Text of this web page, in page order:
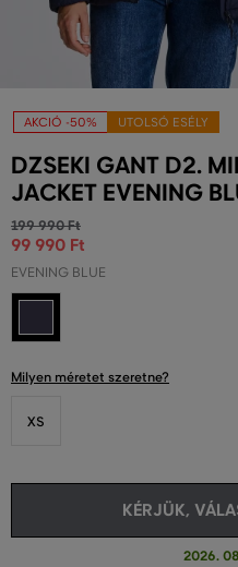
AKCIÓ -50% UTOLSÓ ESÉLY
DZSEKI GANT D2.
JACKET EVENING
199 990 Ft
99 990 Ft
EVENING BLUE
Milyen méretet szeretne?
XS
KÉRJÜK,
2026.